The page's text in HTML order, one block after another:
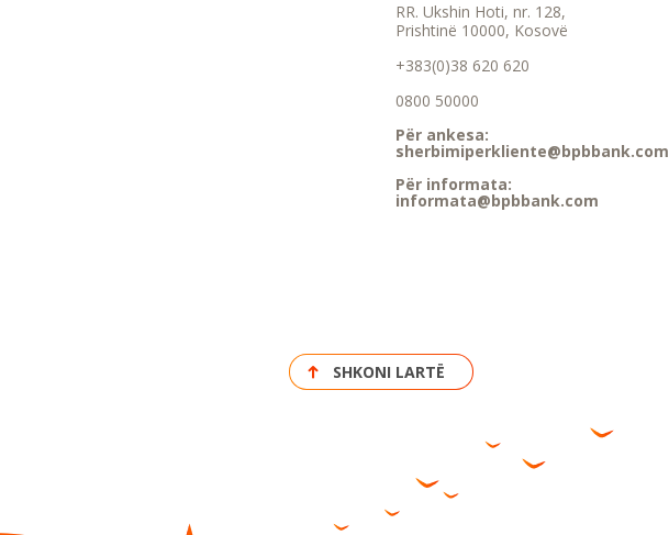
RR. Ukshin Hoti, nr. 128,
Prishtinë 10000, Kosovë
+383(0)38 620 620
0800 50000
Për ankesa:
sherbimiperkliente@bpbbank.com
Për informata:
informata@bpbbank.com
SHKONI LARTË